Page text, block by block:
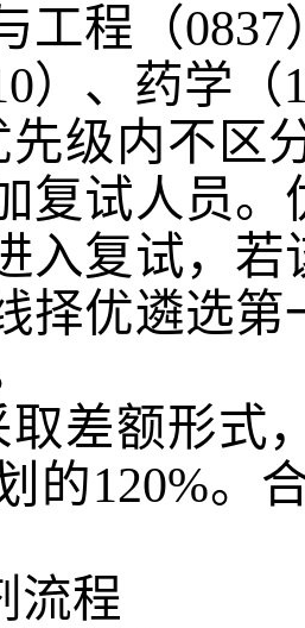
工程（0837
）、药学（
先级内不区
复试人员
入复试，
择优遴选
取差额形式
的120%。
流程